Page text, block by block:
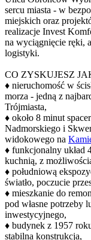
sercu miasta - w
miejskich oraz
realizacje Invest
na wyciągnięcie ręki,
logistyki.
CO ZYSKUJESZ
♦ nieruchomość w
morza - jedną z
Trójmiasta,
♦ około 8 minut
Nadmorskiego i
widokowego na
♦ funkcjonalny układ
kuchnią, z
♦ południową
światło, poczucie
♦ mieszkanie do
pod własne potrzeby
inwestycyjnego,
♦ budynek z 1957
stabilna konstrukcja,